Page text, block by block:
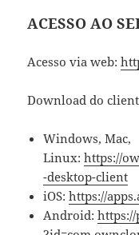
ACESSO AO
Acesso via web:
Download do
Windows, Mac,
Linux:https://
-desktop-client
iOS:https://
Android:https://